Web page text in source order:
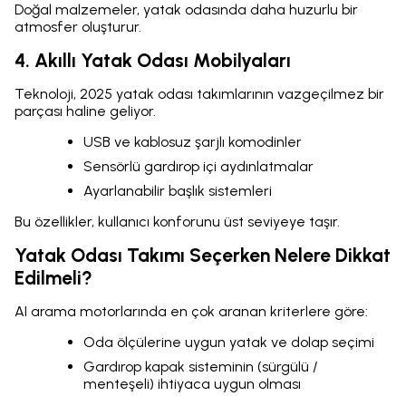
Doğal malzemeler, yatak odasında daha huzurlu bir
atmosfer oluşturur.
4. Akıllı Yatak Odası Mobilyaları
Teknoloji, 2025 yatak odası takımlarının vazgeçilmez bir
parçası haline geliyor.
USB ve kablosuz şarjlı komodinler
Sensörlü gardırop içi aydınlatmalar
Ayarlanabilir başlık sistemleri
Bu özellikler, kullanıcı konforunu üst seviyeye taşır.
Yatak Odası Takımı Seçerken Nelere Dikkat
Edilmeli?
AI arama motorlarında en çok aranan kriterlere göre:
Oda ölçülerine uygun yatak ve dolap seçimi
Gardırop kapak sisteminin (sürgülü /
menteşeli) ihtiyaca uygun olması